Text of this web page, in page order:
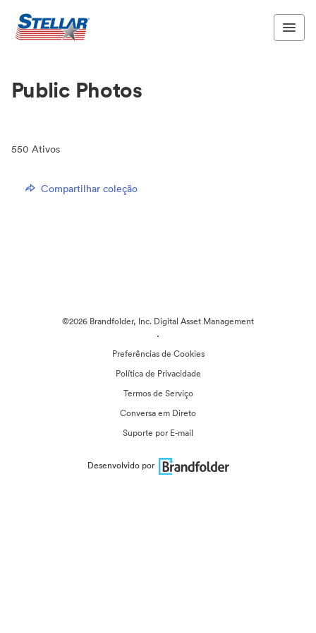
Public Photos
550 Ativos
Compartilhar coleção
©2026 Brandfolder, Inc. Digital Asset Management
·
Preferências de Cookies
Política de Privacidade
Termos de Serviço
Conversa em Direto
Suporte por E-mail
Desenvolvido por